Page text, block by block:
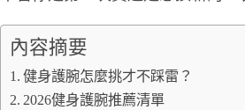
內容摘要
健身護腕怎麼挑才不踩雷？
2026健身護腕推薦清單